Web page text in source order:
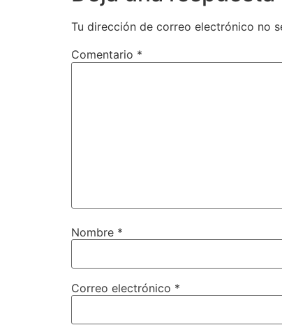
Tu dirección de correo electrónico no
Comentario *
Nombre *
Correo electrónico *